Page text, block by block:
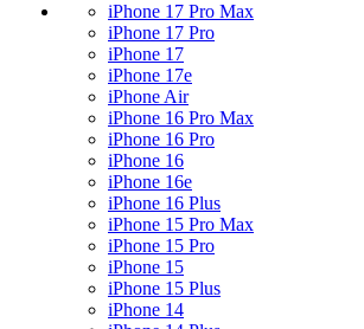
iPhone 17 Pro Max
iPhone 17 Pro
iPhone 17
iPhone 17e
iPhone Air
iPhone 16 Pro Max
iPhone 16 Pro
iPhone 16
iPhone 16e
iPhone 16 Plus
iPhone 15 Pro Max
iPhone 15 Pro
iPhone 15
iPhone 15 Plus
iPhone 14